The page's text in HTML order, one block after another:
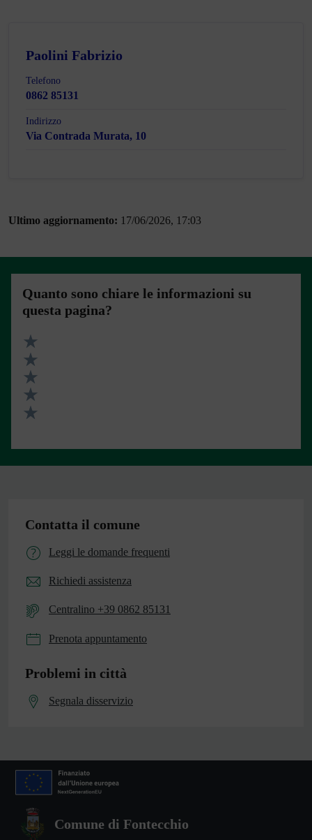
Paolini Fabrizio
Telefono
0862 85131
Indirizzo
Via Contrada Murata, 10
Ultimo aggiornamento: 17/06/2026, 17:03
Quanto sono chiare le informazioni su
questa pagina?
Valuta 5 stelle su 5
Valuta 4 stelle su 5
Valuta 3 stelle su 5
Valuta 2 stelle su 5
Contatta il comune
Leggi le domande frequenti
Richiedi assistenza
Centralino +39 0862 85131
Prenota appuntamento
Problemi in città
Segnala disservizio
Comune di Fontecchio